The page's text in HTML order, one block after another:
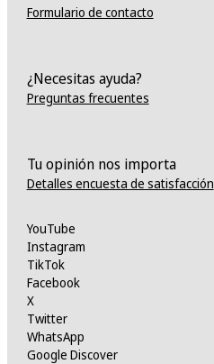
Formulario de contacto
¿Necesitas ayuda?
Preguntas frecuentes
Tu opinión nos importa
Detalles encuesta de satisfacción
YouTube
Instagram
TikTok
Facebook
X
Twitter
WhatsApp
Google Discover